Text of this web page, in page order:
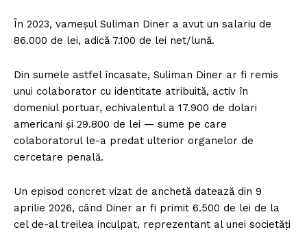
În 2023, vameșul Suliman Diner a avut un salariu de
86.000 de lei, adică 7.100 de lei net/lună.
Din sumele astfel încasate, Suliman Diner ar fi remis
unui colaborator cu identitate atribuită, activ în
domeniul portuar, echivalentul a 17.900 de dolari
americani și 29.800 de lei — sume pe care
colaboratorul le-a predat ulterior organelor de
cercetare penală.
Un episod concret vizat de anchetă datează din 9
aprilie 2026, când Diner ar fi primit 6.500 de lei de la
cel de-al treilea inculpat, reprezentant al unei societăți